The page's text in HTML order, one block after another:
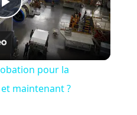
Play
Video
pour la
maintenant ?